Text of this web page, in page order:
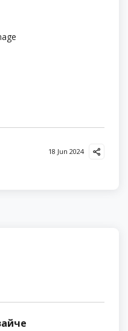
18 Jun 2024